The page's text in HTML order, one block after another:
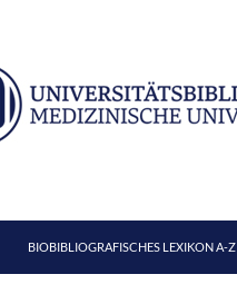
BIOBIBLIOGRAFISCHES LEXIKON A-Z